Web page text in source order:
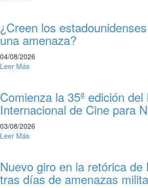
¿Creen los
una amenaza?
04/08/2026
Leer Más
Comienza la 35ª edición del
Internacional de Cine para
03/08/2026
Leer Más
Nuevo giro en la retórica de
tras días de amenazas